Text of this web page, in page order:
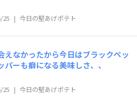
25 | 今日の堅あげポテト
えなかったから今日はブラックペッ
ーも癖になる美味しさ、、
25 | 今日の堅あげポテト